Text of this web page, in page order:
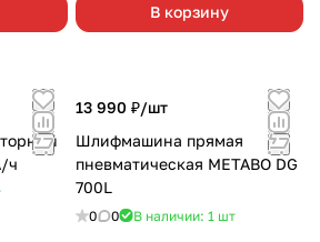
В корзину
ч
13 990 ₽/шт
Шлифмашина прямая
пневматическая METABO DG
700L
0 0 В наличии: 1 шт